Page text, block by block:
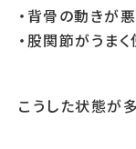
・背骨の動きが
・股関節がうま
こうした状態が